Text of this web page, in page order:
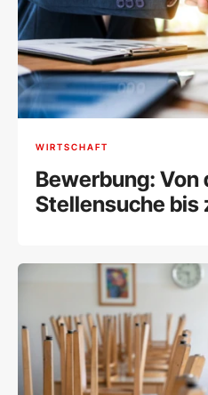
WIRTSCHAFT
Bewerbung: Von
Stellensuche bis